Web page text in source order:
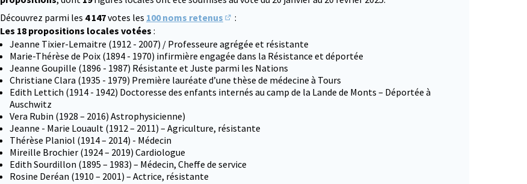
Découvrez parmi les 4 147votes les 100 noms retenus
:
Les 18 propositions locales votées :
Jeanne Tixier-Lemaitre (1912 - 2007) / Professeure agrégée et résistante
Marie-Thérèse de Poix (1894 - 1970) infirmière engagée dans la Résistance et déportée
Jeanne Goupille (1896 - 1987) Résistante et Juste parmi les Nations
Christiane Clara (1935 - 1979) Première lauréate d’une thèse de médecine à Tours
Edith Lettich (1914 - 1942) Doctoresse des enfants internés au camp de la Lande de Monts – Déportée à
Auschwitz
Vera Rubin (1928 – 2016) Astrophysicienne)
Jeanne - Marie Louault (1912 – 2011) – Agriculture, résistante
Thérèse Planiol (1914 – 2014) - Médecin
Mireille Brochier (1924 – 2019) Cardiologue
Edith Sourdillon (1895 – 1983) – Médecin, Cheffe de service
Rosine Deréan (1910 – 2001) – Actrice, résistante